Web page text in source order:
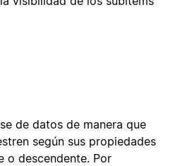
de datos de manera que
según sus propiedades
o descendente. Por